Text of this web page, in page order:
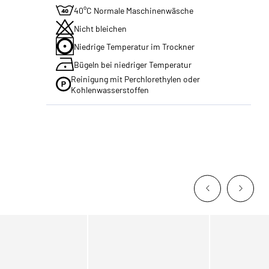
40°C Normale Maschinenwäsche
Nicht bleichen
Niedrige Temperatur im Trockner
Bügeln bei niedriger Temperatur
Reinigung mit Perchlorethylen oder
Kohlenwasserstoffen